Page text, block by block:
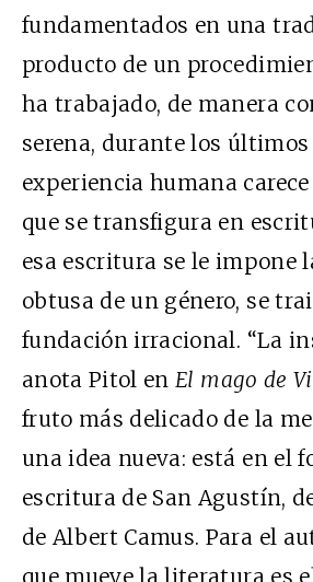
fundamentados en una
producto de un
ha trabajado, de manera
serena, durante los
experiencia humana
que se transfigura en
esa escritura se le impone
obtusa de un género, se
fundación irracional. “La
anota Pitol en El mago de
fruto más delicado de la
una idea nueva: está en el
escritura de San Agustín,
de Albert Camus. Para el
que mueve la literatura es